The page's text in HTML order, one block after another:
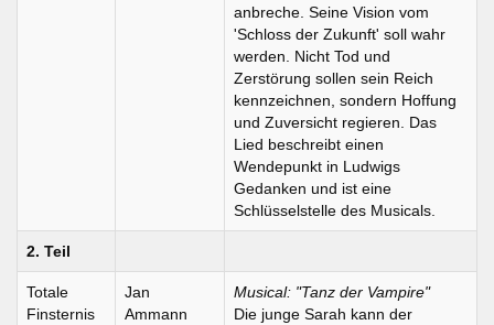
anbreche. Seine Vision vom
'Schloss der Zukunft' soll wahr
werden. Nicht Tod und
Zerstörung sollen sein Reich
kennzeichnen, sondern Hoffung
und Zuversicht regieren. Das
Lied beschreibt einen
Wendepunkt in Ludwigs
Gedanken und ist eine
Schlüsselstelle des Musicals.
2. Teil
Totale
Finsternis
Jan
Ammann
Musical: "Tanz der Vampire"
Die junge Sarah kann der